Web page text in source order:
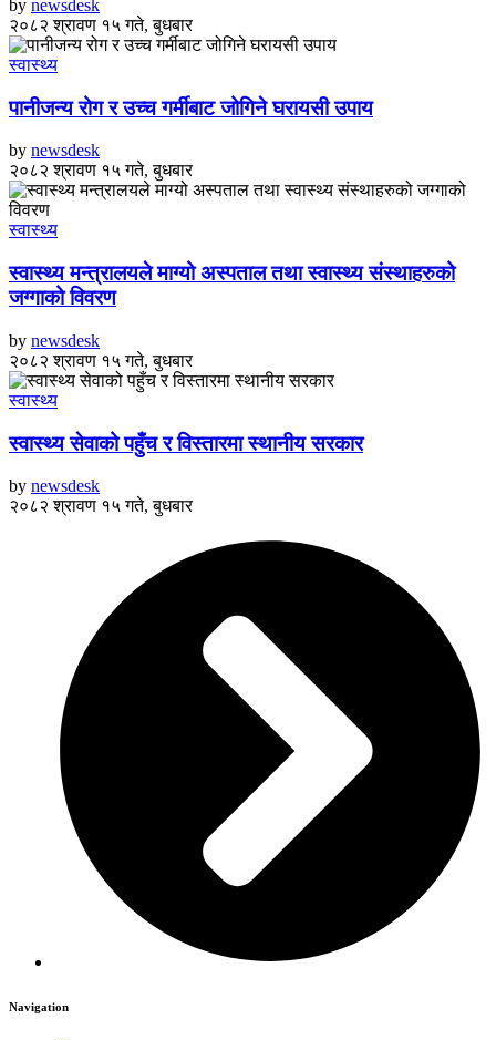
by newsdesk
२०८२ श्रावण १५ गते, बुधबार
स्वास्थ्य
पानीजन्य रोग र उच्च गर्मीबाट जोगिने घरायसी उपाय
by newsdesk
२०८२ श्रावण १५ गते, बुधबार
स्वास्थ्य
स्वास्थ्य मन्त्रालयले माग्यो अस्पताल तथा स्वास्थ्य संस्थाहरुको
जग्गाको विवरण
by newsdesk
२०८२ श्रावण १५ गते, बुधबार
स्वास्थ्य
स्वास्थ्य सेवाको पहुँच र विस्तारमा स्थानीय सरकार
by newsdesk
२०८२ श्रावण १५ गते, बुधबार
Navigation